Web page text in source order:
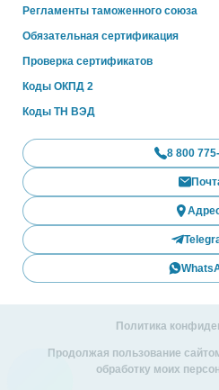
Регламенты таможенного союза
Обязательная сертификация
Проверка сертификатов
Коды ОКПД 2
Коды ТН ВЭД
8 800
Политика
Продолжая пользование
обработку моих